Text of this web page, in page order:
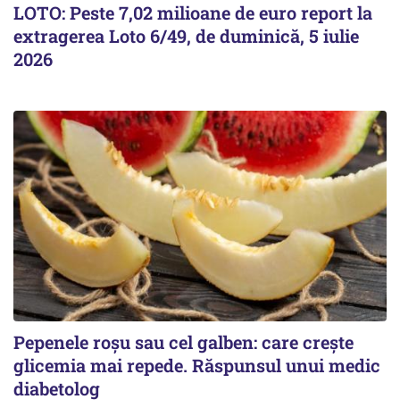
LOTO: Peste 7,02 milioane de euro report la
extragerea Loto 6/49, de duminică, 5 iulie
2026
Pepenele roșu sau cel galben: care crește
glicemia mai repede. Răspunsul unui medic
diabetolog